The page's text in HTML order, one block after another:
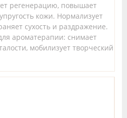
регенерацию, повышает
кожи. Нормализует
сухость и раздражение.
ароматерапии: снимает
мобилизует творческий